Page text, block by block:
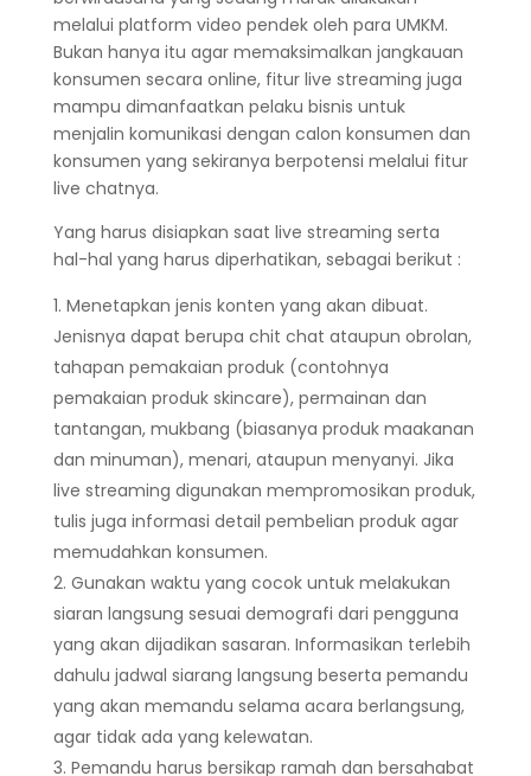
melalui platform video pendek oleh para UMKM.
Bukan hanya itu agar memaksimalkan jangkauan
konsumen secara online, fitur live streaming juga
mampu dimanfaatkan pelaku bisnis untuk
menjalin komunikasi dengan calon konsumen dan
konsumen yang sekiranya berpotensi melalui fitur
live chatnya.
Yang harus disiapkan saat live streaming serta
hal-hal yang harus diperhatikan, sebagai berikut :
Menetapkan jenis konten yang akan dibuat.
Jenisnya dapat berupa chit chat ataupun obrolan,
tahapan pemakaian produk (contohnya
pemakaian produk skincare), permainan dan
tantangan, mukbang (biasanya produk maakanan
dan minuman), menari, ataupun menyanyi. Jika
live streaming digunakan mempromosikan produk,
tulis juga informasi detail pembelian produk agar
memudahkan konsumen.
Gunakan waktu yang cocok untuk melakukan
siaran langsung sesuai demografi dari pengguna
yang akan dijadikan sasaran. Informasikan terlebih
dahulu jadwal siarang langsung beserta pemandu
yang akan memandu selama acara berlangsung,
agar tidak ada yang kelewatan.
Pemandu harus bersikap ramah dan bersahabat